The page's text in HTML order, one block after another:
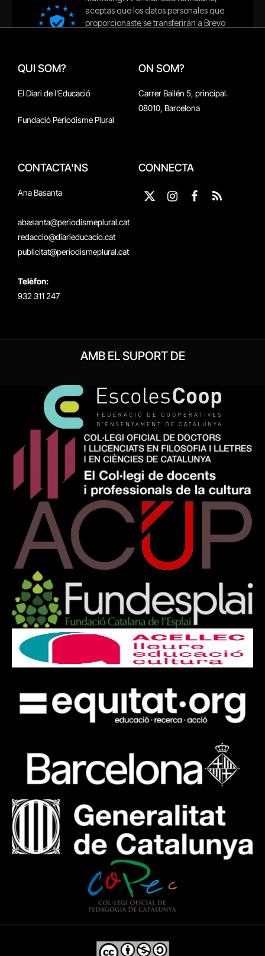
QUI SOM?
El Diari de l'Educació
Fundació Periodisme Plural
ON SOM?
Carrer Bailén 5, principal.
08010, Barcelona
CONTACTA'NS
Ana Basanta
abasanta@periodismeplural.cat
redaccio@diarieducacio.cat
publicitat@periodismeplural.cat
Telèfon:
932 311 247
CONNECTA
X
InstagramFacebook
RSS
AMB EL SUPORT DE